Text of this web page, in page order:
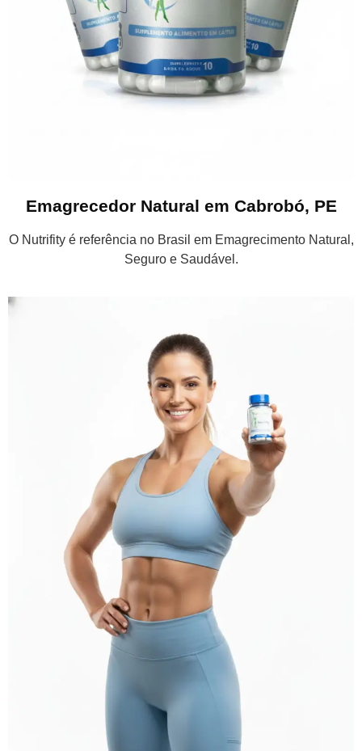
Emagrecedor Natural em Cabrobó, PE
O Nutrifity é referência no Brasil em Emagrecimento Natural,
Seguro e Saudável.